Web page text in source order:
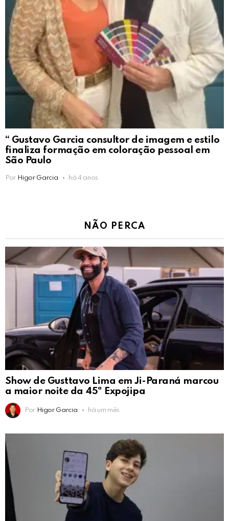
“ Gustavo Garcia consultor de imagem e estilo
finaliza formação em coloração pessoal em
São Paulo
Por Higor Garcia há 4 anos
NÃO PERCA
Show de Gusttavo Lima em Ji-Paraná marcou
a maior noite da 45ª Expojipa
Por Higor Garcia há um mês